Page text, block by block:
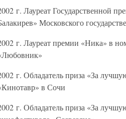
г. Лауреат Государственной
Московского
г. Лауреат премии «Ника» в
г. Обладатель приза «За
в Сочи
г. Обладатель приза «За